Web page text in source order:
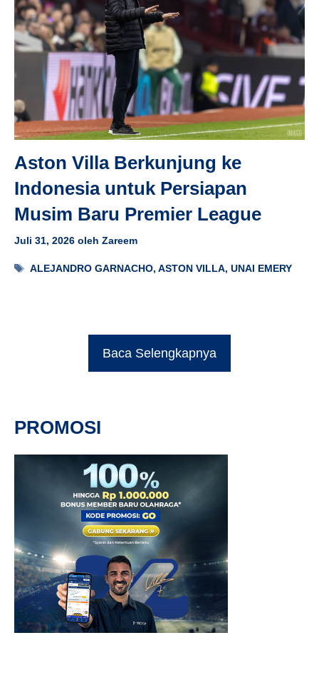
Aston Villa Berkunjung ke
Indonesia untuk Persiapan
Musim Baru Premier League
Juli 31, 2026 oleh Zareem
Tag
ALEJANDRO GARNACHO,ASTON VILLA,UNAI EMERY
Baca Selengkapnya
PROMOSI